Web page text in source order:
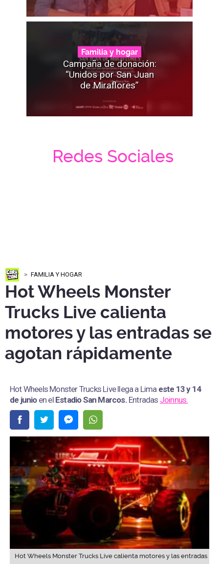
Familia y hogar
Campaña de donación:
“Unidos por San Juan
de Miraflores”
Redes Sociales
FAMILIA Y HOGAR
Hot Wheels Monster
Trucks Live calienta
motores y las entradas se
agotan rápidamente
Hot Wheels Monster Trucks Live llega a Lima este 13 y 14
de junio en elEstadio San Marcos. Entradas Joinnus.
Hot Wheels Monster Trucks Live calienta motores y las entradas